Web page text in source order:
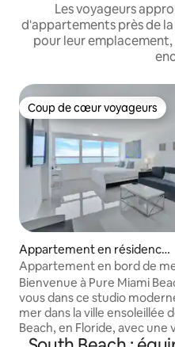
Les voyageurs
d'appartements près de
pour leur
Coup de cœur voyageurs
Coup de cœur voyageurs
Appartement en résidence
⋅ Mid-Beach
Appartement en bord de
à 180° sur l'océan
Bienvenue à Pure Miami
vous dans ce studio
mer dans la ville ensoleillée
Beach, en Floride, avec une
imprenable à 180° sur